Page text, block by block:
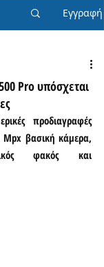
Εγγραφή
Pro υπόσχεται
προδιαγραφές
Mpx βασική κάμερα,
φακός και